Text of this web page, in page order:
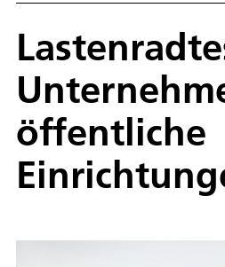
öffentliche